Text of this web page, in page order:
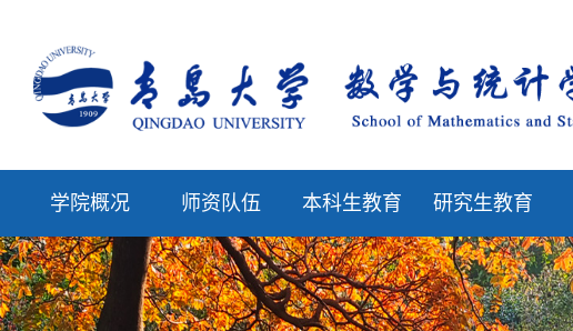
学院概况 师资队伍 本科生教育 研究生教育